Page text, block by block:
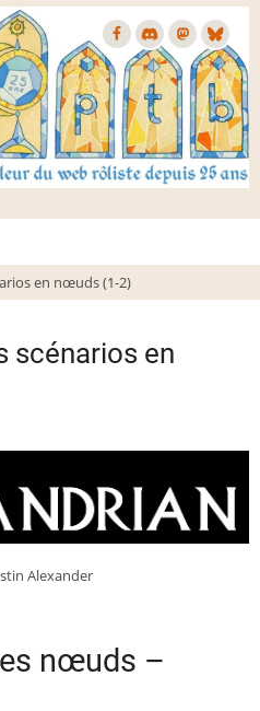
en nœuds (1-2)
scénarios en
Alexander
nœuds –